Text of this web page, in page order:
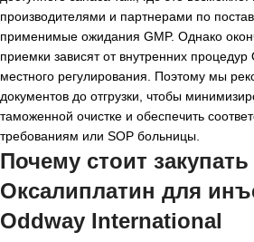
производителями и партнерами по
применимые ожидания GMP. Однако
приемки зависят от внутренних процедур
местного регулирования. Поэтому мы
документов до отгрузки, чтобы
таможенной очистке и обеспечить
требованиям или SOP больницы.
Почему стоит закупать
Оксалиплатин для
Oddway International